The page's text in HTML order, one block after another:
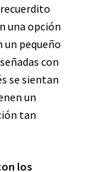
una opción
pequeño
con
se sientan
un
tan
los